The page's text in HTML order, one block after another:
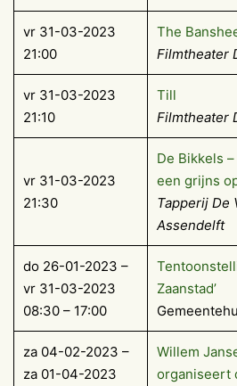
vr 31-03-2023
21:00
The
Filmtheater
vr 31-03-2023
21:10
Till
Filmtheater
vr 31-03-2023
21:30
De Bikkels –
een grijns
Tapperij De
Assendelft
do 26-01-2023 –
vr 31-03-2023
08:30 – 17:00
Zaanstad’
za 04-02-2023 –
za 01-04-2023
Willem
organiseert